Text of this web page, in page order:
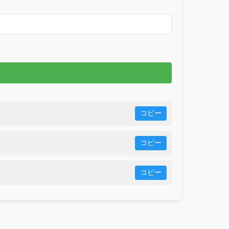
コピー
コピー
コピー